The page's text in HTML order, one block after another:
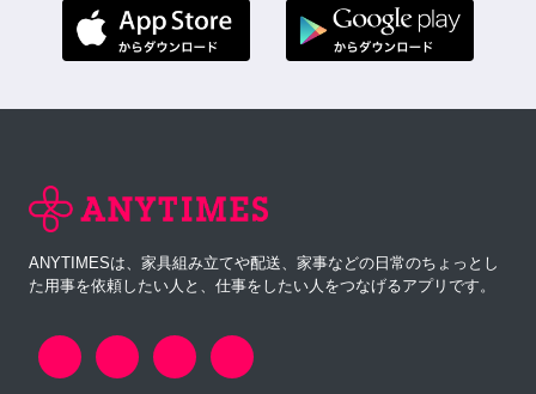
ANYTIMESは、家具組み立てや配送、家事などの日常のちょっとし
た用事を依頼したい人と、仕事をしたい人をつなげるアプリです。